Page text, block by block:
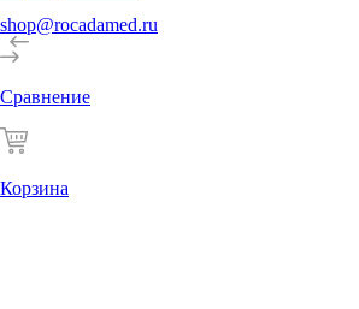
shop@rocadamed.ru
Сравнение
Корзина